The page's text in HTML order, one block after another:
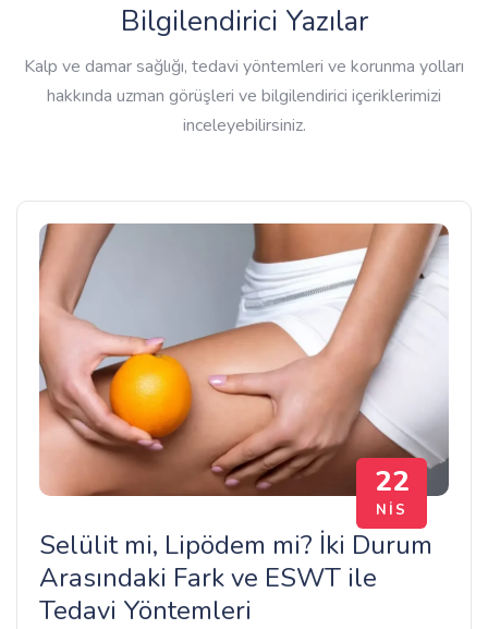
Bilgilendirici Yazılar
Kalp ve damar sağlığı, tedavi yöntemleri ve korunma yolları
hakkında uzman görüşleri ve bilgilendirici içeriklerimizi
inceleyebilirsiniz.
22
NIS
Selülit mi, Lipödem mi? İki Durum
Arasındaki Fark ve ESWT ile
Tedavi Yöntemleri